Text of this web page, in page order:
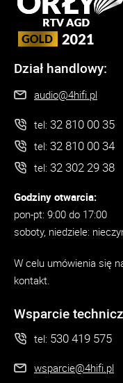
Dział handlowy:
audio@4hifi.pl
tel: 32 810 00 35
tel: 32 810 00 34
tel: 32 302 29 38
Godziny otwarcia:
pon-pt: 9:00 do 17:00
soboty, niedziele:
W celu umówienia się
kontakt.
Wsparcie
tel: 530 419 575
wsparcie@4hifi.pl